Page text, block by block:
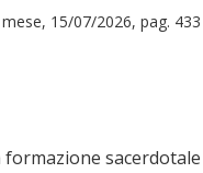
15/07/2026, pag. 433
sacerdotale